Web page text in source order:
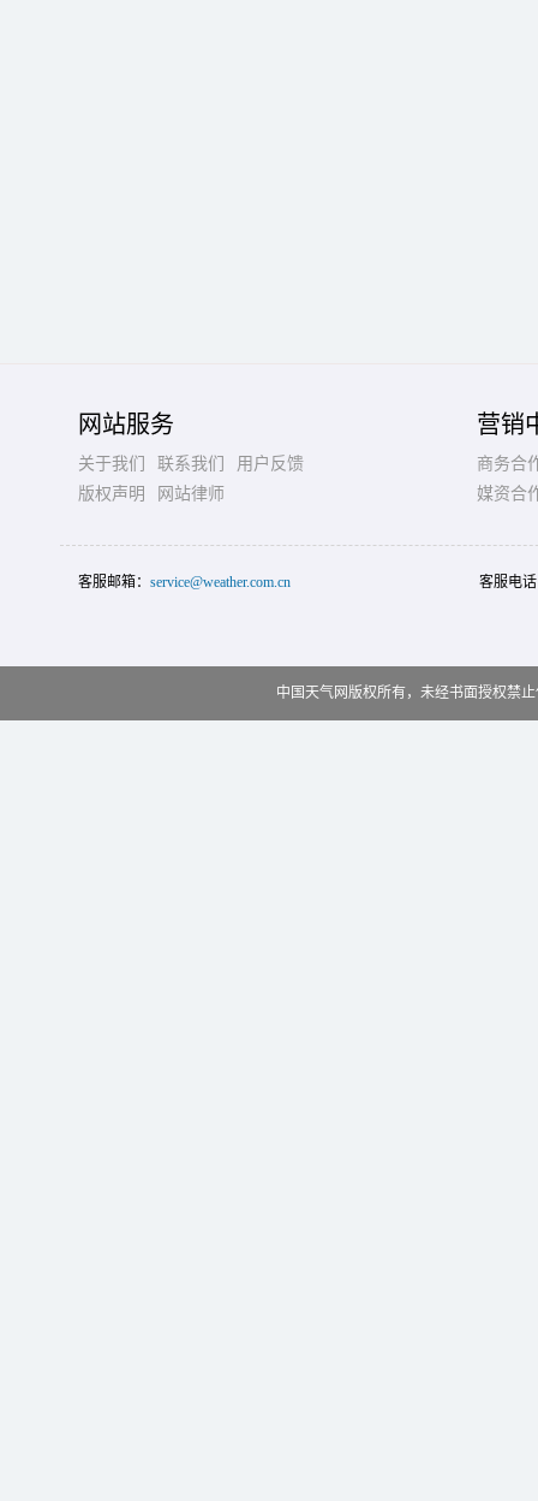
网站服务
关于我们 联系我们
用户反馈
版权声明
网站律师
营销
商务合
媒资合
客服邮箱： service@weather.com.cn 客服电
中国天气网版权所有，未经书面授权